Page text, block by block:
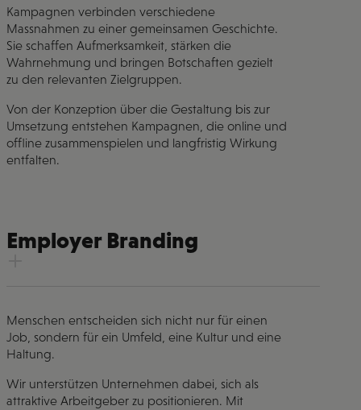
Kampagnen verbinden verschiedene
Massnahmen zu einer gemeinsamen Geschichte.
Sie schaffen Aufmerksamkeit, stärken die
Wahrnehmung und bringen Botschaften gezielt
zu den relevanten Zielgruppen.
Von der Konzeption über die Gestaltung bis zur
Umsetzung entstehen Kampagnen, die online und
offline zusammenspielen und langfristig Wirkung
entfalten.
Employer Branding
Menschen entscheiden sich nicht nur für einen
Job, sondern für ein Umfeld, eine Kultur und eine
Haltung.
Wir unterstützen Unternehmen dabei, sich als
attraktive Arbeitgeber zu positionieren. Mit